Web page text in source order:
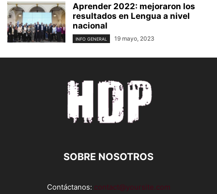
Aprender 2022: mejoraron los
resultados en Lengua a nivel
nacional
INFO GENERAL 19 mayo, 2023
SOBRE NOSOTROS
Contáctanos: contact@yoursite.com